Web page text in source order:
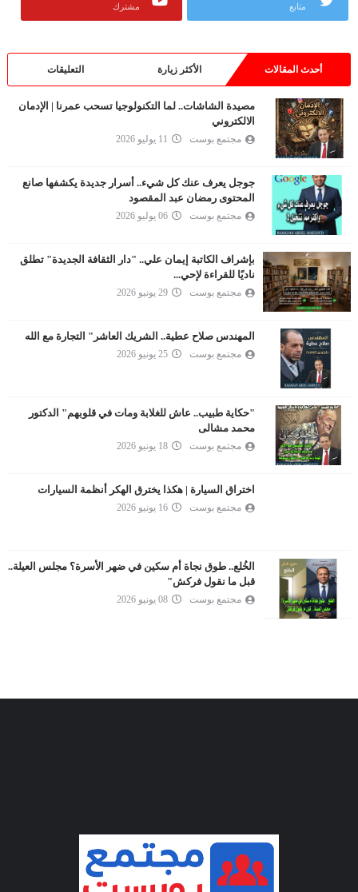
متابع مشترك
أحدث المقالات الأكثر زيارة التعليقات
مصيدة الشاشات.. لما التكنولوجيا تسحب عمرنا | الإدمان
الالكتروني
مجتمع بوست 11 يوليو 2026
جوجل يعرف عنك كل شيء.. أسرار جديدة يكشفها صانع
المحتوى رمضان عبد المقصود
مجتمع بوست 06 يوليو 2026
بإشراف الكاتبة إيمان علي.. "دار الثقافة الجديدة" تطلق
ناديًا للقراءة لإحي...
مجتمع بوست 29 يونيو 2026
المهندس صلاح عطية.. الشريك العاشر" التجارة مع الله
مجتمع بوست 25 يونيو 2026
"حكاية طبيب.. عاش للغلابة ومات في قلوبهم" الدكتور
محمد مشالى
مجتمع بوست 18 يونيو 2026
اختراق السيارة | هكذا يخترق الهكر أنظمة السيارات
مجتمع بوست 16 يونيو 2026
الخُلع.. طوق نجاة أم سكين في ضهر الأسرة؟ مجلس العيلة..
قبل ما نقول فركش"
مجتمع بوست 08 يونيو 2026